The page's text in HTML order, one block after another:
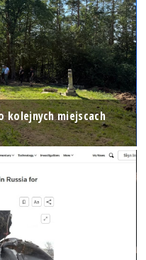
kolejnych miejscach